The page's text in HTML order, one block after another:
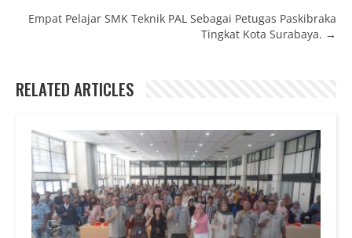
Empat Pelajar SMK Teknik PAL Sebagai Petugas Paskibraka
Tingkat Kota Surabaya. →
RELATED ARTICLES